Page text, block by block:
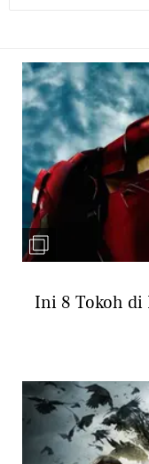
Ini 8 Tokoh di